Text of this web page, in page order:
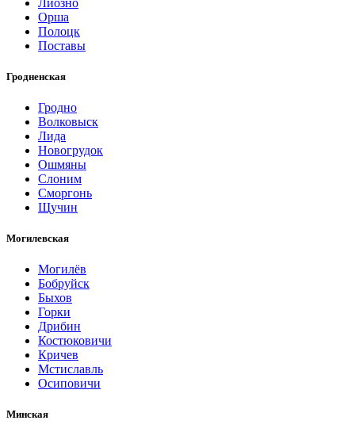
Орша
Полоцк
Поставы
Гродненская
Гродно
Волковыск
Лида
Новогрудок
Ошмяны
Слоним
Сморгонь
Щучин
Могилевская
Могилёв
Бобруйск
Быхов
Горки
Дрибин
Костюковичи
Кричев
Мстиславль
Осиповичи
Минская